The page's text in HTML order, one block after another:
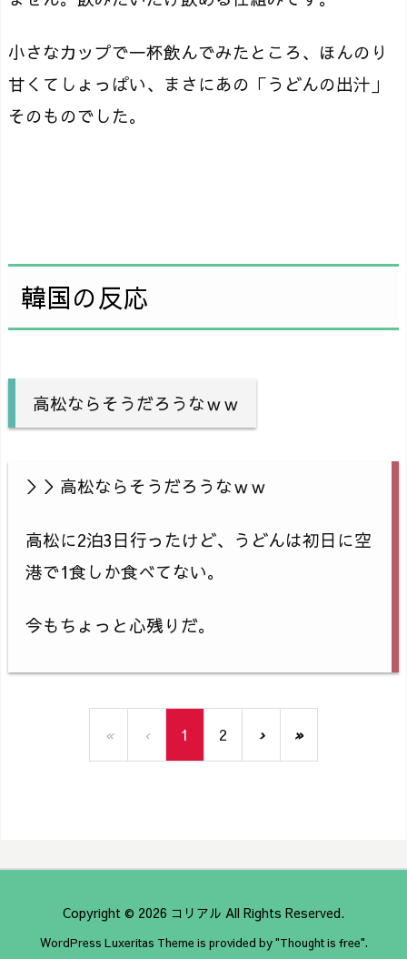
小さなカップで一杯飲んでみたところ、ほんのり
甘くてしょっぱい、まさにあの「うどんの出汁」
そのものでした。
韓国の反応
高松ならそうだろうなｗｗ
＞＞高松ならそうだろうなｗｗ
高松に2泊3日行ったけど、うどんは初日に空
港で1食しか食べてない。
今もちょっと心残りだ。
« ‹ 1 2 › »
Copyright © 2026 コリアル All Rights Reserved.
WordPress Luxeritas Theme is provided by "Thought is free".